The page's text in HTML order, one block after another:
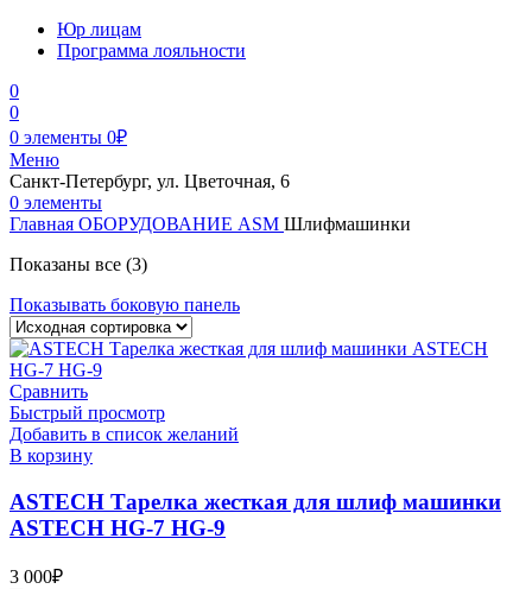
Юр лицам
Программа лояльности
0
0
0 элементы 0₽
Меню
Санкт-Петербург, ул. Цветочная, 6
0 элементы
Главная ОБОРУДОВАНИЕ ASM Шлифмашинки
Показаны все (3)
Показывать боковую панель
Сравнить
Быстрый просмотр
Добавить в список желаний
В корзину
ASTECH Тарелка жесткая для шлиф машинки
ASTECH HG-7 HG-9
3 000₽